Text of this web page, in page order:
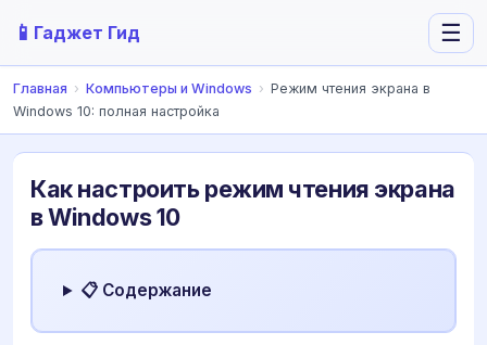
📱 Гаджет Гид ☰
Главная › Компьютеры и Windows › Режим чтения экрана в
Windows 10: полная настройка
Как настроить режим чтения экрана
в Windows 10
📋 Содержание